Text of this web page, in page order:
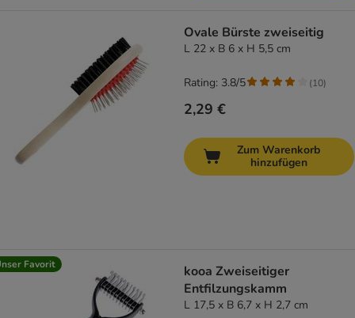
Ovale Bürste zweiseitig
L 22 x B 6 x H 5,5 cm
2,29 €
Rating: 3.8/5 (10)
Zum Warenkorb
hinzufügen
Favorit
kooa Zweiseitiger
Entfilzungskamm
L 17,5 x B 6,7 x H 2,7 cm